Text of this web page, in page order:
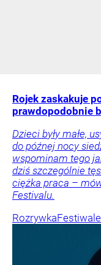
Rojek zaskakuje
prawdopodobnie
Dzieci były małe,
do późnej nocy
wspominam tego
dziś szczególnie
ciężka praca –
Festivalu.
Rozrywka